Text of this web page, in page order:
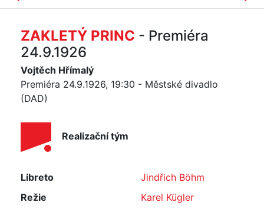
ZAKLETÝ PRINC - Premiéra
24.9.1926
Vojtěch Hřímalý
Premiéra 24.9.1926, 19:30 - Městské divadlo
(DAD)
Realizační tým
Libreto
Jindřich Böhm
Režie
Karel Kügler